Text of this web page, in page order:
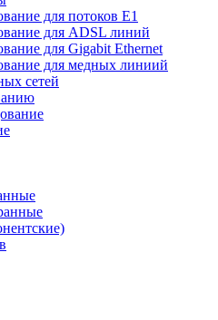
для потоков Е1
для ADSL линий
для Gigabit Ethernet
для медных линиий
сетей